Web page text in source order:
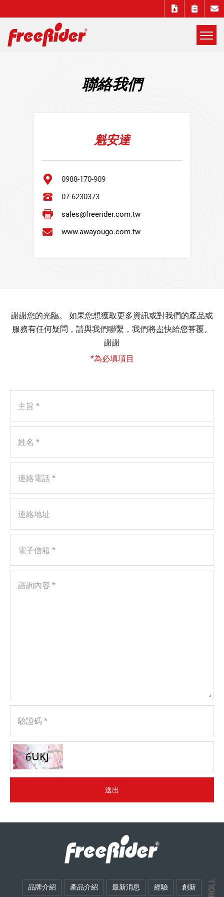
車
魁
安
達
代
理
展
聯絡我們
魁安達
0988-170-909
07-6230373
sales@freerider.com.tw
www.awayougo.com.tw
謝謝您的光臨。 如果您想獲取更多資訊或對我們的產品或
服務有任何疑問，請與我們聯繫，我們將盡快給您答覆。
謝謝
*為必填項目
主旨 *
姓名 *
連絡電話 *
連絡地址
電子信箱 *
諮詢內容 *
驗證碼 *
送出
品牌介紹 產品介紹 最新消息 經驗 創新